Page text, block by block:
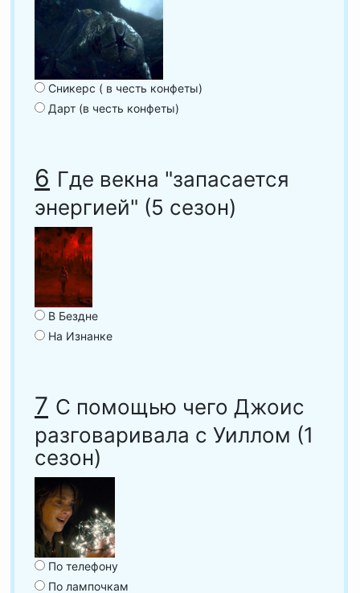
Сникерс ( в честь конфеты)
Дарт (в честь конфеты)
6 Где векна "запасается
энергией" (5 сезон)
В Бездне
На Изнанке
7 С помощью чего Джоис
разговаривала с Уиллом (1
сезон)
По телефону
По лампочкам